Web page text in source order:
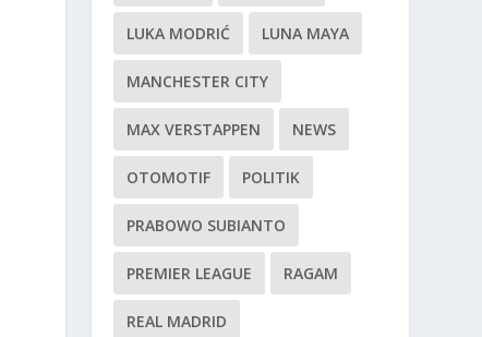
LUKA MODRIĆ LUNA MAYA
MANCHESTER CITY
MAX VERSTAPPEN NEWS
OTOMOTIF POLITIK
PRABOWO SUBIANTO
PREMIER LEAGUE RAGAM
REAL MADRID